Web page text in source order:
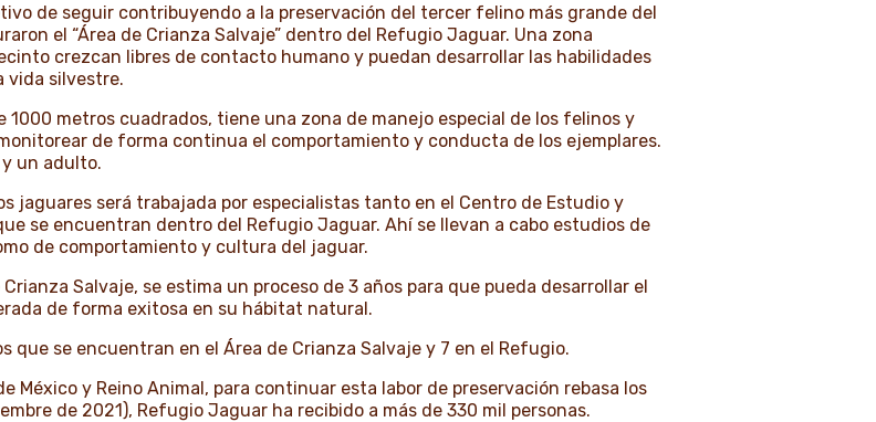
de seguir contribuyendo a la preservación del tercer felino más grande del
el “Área de Crianza Salvaje” dentro del Refugio Jaguar. Una zona
crezcan libres de contacto humano y puedan desarrollar las habilidades
vida silvestre.
metros cuadrados, tiene una zona de manejo especial de los felinos y
de forma continua el comportamiento y conducta de los ejemplares.
un adulto.
jaguares será trabajada por especialistas tanto en el Centro de Estudio y
se encuentran dentro del Refugio Jaguar. Ahí se llevan a cabo estudios de
de comportamiento y cultura del jaguar.
Salvaje, se estima un proceso de 3 años para que pueda desarrollar el
de forma exitosa en su hábitat natural.
que se encuentran en el Área de Crianza Salvaje y 7 en el Refugio.
México y Reino Animal, para continuar esta labor de preservación rebasa los
de 2021), Refugio Jaguar ha recibido a más de 330 mil personas.